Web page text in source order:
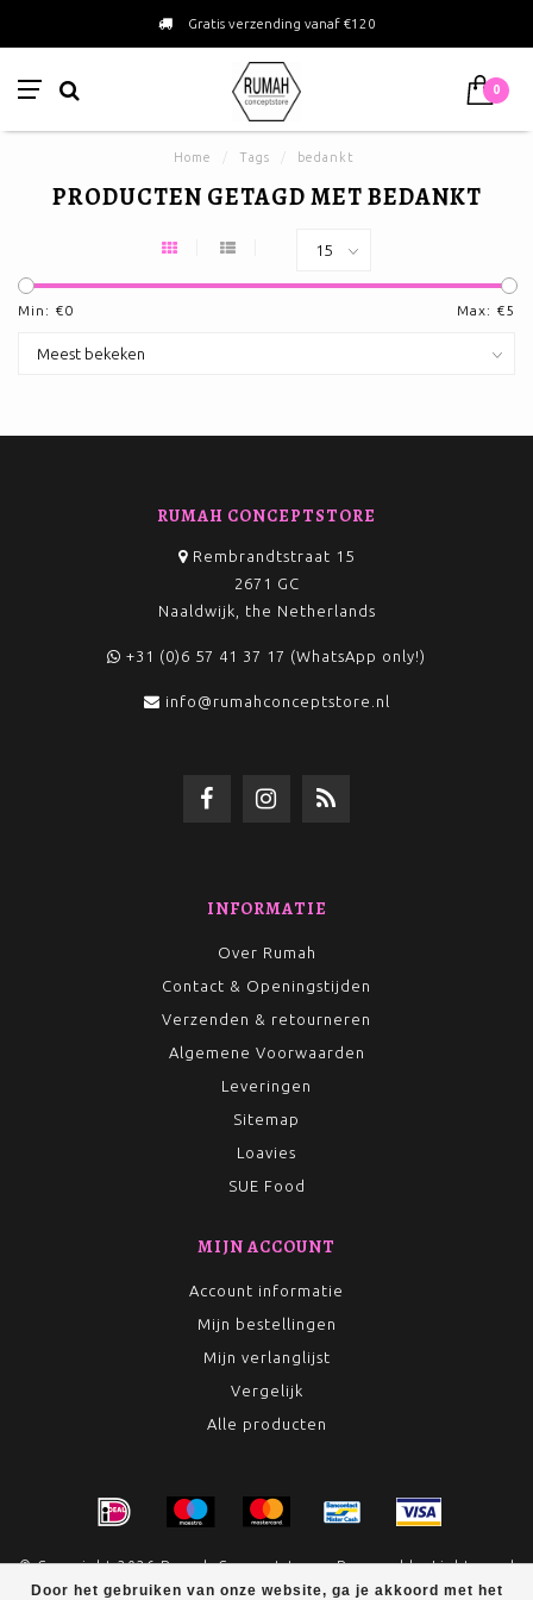
Gratis verzending vanaf €120
0
Home Tags bedankt
PRODUCTEN GETAGD MET BEDANKT
Min: €0 Max: €5
Door het gebruiken van onze website, ga je akkoord met het
RUMAH CONCEPTSTORE
Rembrandtstraat 15
2671 GC
Naaldwijk, the Netherlands
+31 (0)6 57 41 37 17 (WhatsApp only!)
info@rumahconceptstore.nl
INFORMATIE
Over Rumah
Contact & Openingstijden
Verzenden & retourneren
Algemene Voorwaarden
Leveringen
Sitemap
Loavies
SUE Food
MIJN ACCOUNT
Account informatie
Mijn bestellingen
Mijn verlanglijst
Vergelijk
Alle producten
© Copyright 2026 Rumah Conceptstore - Powered byLightspeed
- Theme by Dyvelopment